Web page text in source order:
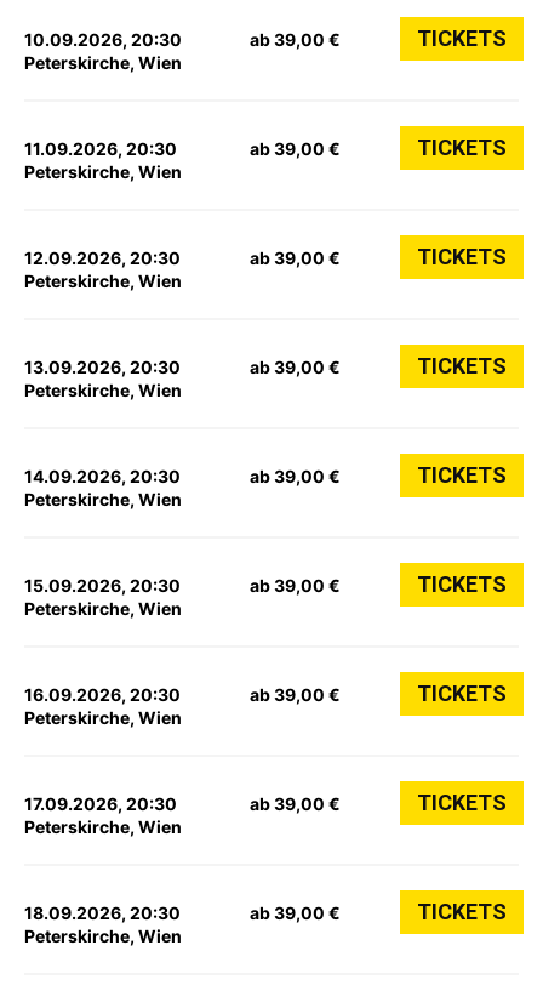
10.09.2026, 20:30
Peterskirche, Wien
ab 39,00 € TICKETS
11.09.2026, 20:30
Peterskirche, Wien
ab 39,00 € TICKETS
12.09.2026, 20:30
Peterskirche, Wien
ab 39,00 € TICKETS
13.09.2026, 20:30
Peterskirche, Wien
ab 39,00 € TICKETS
14.09.2026, 20:30
Peterskirche, Wien
ab 39,00 € TICKETS
15.09.2026, 20:30
Peterskirche, Wien
ab 39,00 € TICKETS
16.09.2026, 20:30
Peterskirche, Wien
ab 39,00 € TICKETS
17.09.2026, 20:30
Peterskirche, Wien
ab 39,00 € TICKETS
18.09.2026, 20:30
Peterskirche, Wien
ab 39,00 € TICKETS